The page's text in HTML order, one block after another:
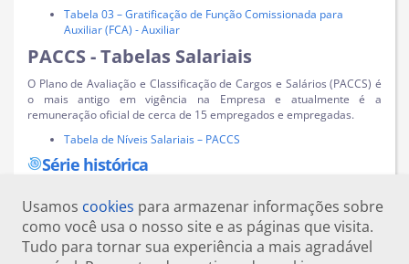
Tabela 03 – Gratificação de Função Comissionada para
Auxiliar (FCA) - Auxiliar
PACCS - Tabelas Salariais
O Plano de Avaliação e Classificação de Cargos e Salários (PACCS) é
o mais antigo em vigência na Empresa e atualmente é a
remuneração oficial de cerca de 15 empregados e empregadas.
Tabela de Níveis Salariais – PACCS
Série histórica
Usamos cookies para armazenar informações sobre
como você usa o nosso site e as páginas que visita.
Tudo para tornar sua experiência a mais agradável